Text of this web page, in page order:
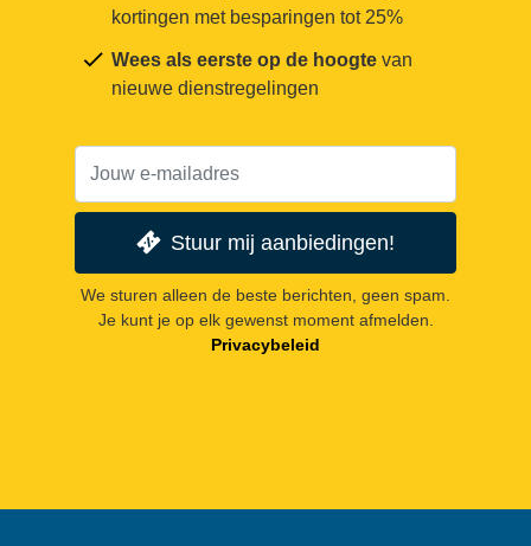
kortingen met besparingen tot 25%
Wees als eerste op de hoogte van
nieuwe dienstregelingen
Stuur mij aanbiedingen!
We sturen alleen de beste berichten, geen spam.
Je kunt je op elk gewenst moment afmelden.
Privacybeleid